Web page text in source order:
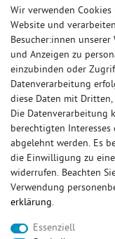
© Copyright 2026
Preisangaben inkl.
Das Internetportal für
Rennsportanlagen,
Vorschalldämpfer,
FOX, REMUS, FSW,
Wir verwenden
Website und
Besucher:innen unserer
und Anzeigen zu
einzubinden oder
Datenverarbeitung
diese Daten mit
Die Datenverarbeitung
berechtigten
abgelehnt werden. Es
die Einwilligung zu
widerrufen. Beachten
Verwendung
erklärung.
Essenziell